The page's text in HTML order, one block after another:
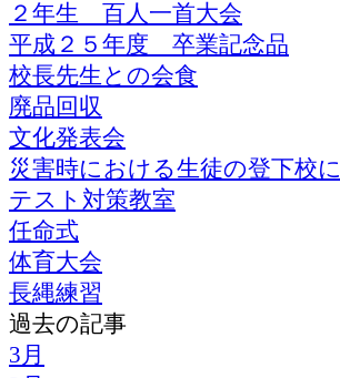
２年生 百人一首大会
平成２５年度 卒業記念品
校長先生との会食
廃品回収
文化発表会
災害時における生徒の登下校
テスト対策教室
任命式
体育大会
長縄練習
過去の記事
3月